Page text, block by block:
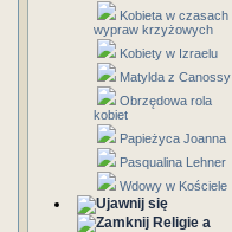
Kobieta w czasach
wypraw krzyżowych
Kobiety w Izraelu
Matylda z Canossy
Obrzędowa rola
kobiet
Papieżyca Joanna
Pasqualina Lehner
Wdowy w Kościele
Religie a